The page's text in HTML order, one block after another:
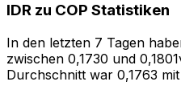
IDR zu COP Statistiken
In den letzten 7 Tagen
zwischen 0,1730 und
Durchschnitt war 0,1763